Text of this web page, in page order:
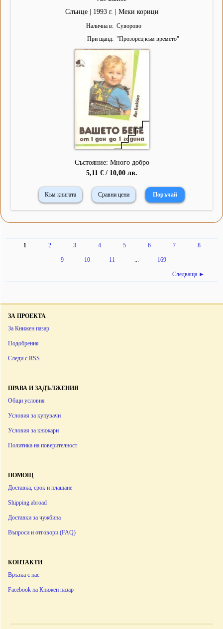
Слънце | 1993 г. | Меки корици
Налична в
Суворово
При щанд
"Прозорец към времето"
Състояние: Много добро
5,11 € / 10,00 лв.
Към книгата Сравни цени
1 2 3 4 5 6 7 8
9 10 11 ... 169
Следваща ►
ЗА ПРОЕКТА
За Книжен пазар
Подобрения
Следи с RSS
ПРАВА И ЗАДЪЛЖЕНИЯ
Общи условия
Условия за купувачи
Условия за книжари
Политика на поверителност
ПОМОЩ
Доставка, срок и плащане
Shipping abroad
Доставки за чужбина
Въпроси и отговори (FAQ)
КОНТАКТИ
Връзка с нас
Facebook на Книжен пазар